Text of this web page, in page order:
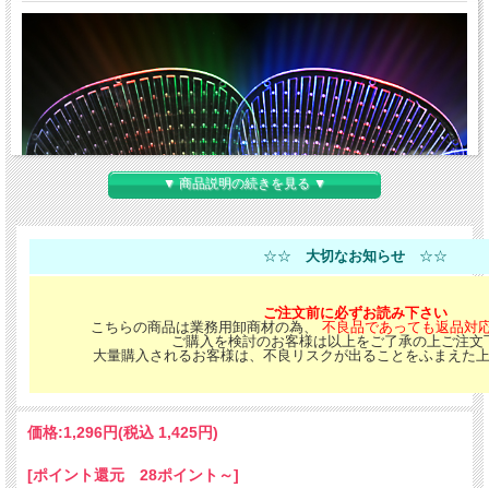
▼ 商品説明の続きを見る ▼
☆☆ 大切なお知らせ ☆☆
ご注文前に必ずお読み下さい
こちらの商品は業務用卸商材の為、
不良品であっても返品対
ご購入を検討のお客様は以上をご了承の上ご注文
大量購入されるお客様は、不良リスクが出ることをふまえた
価格:1,296円(税込 1,425円)
[ポイント還元 28ポイント～]